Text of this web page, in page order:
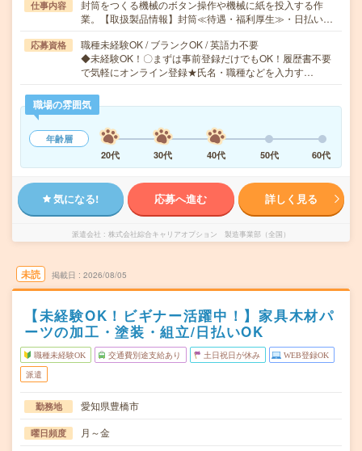
仕事内容
封筒をつくる機械のボタン操作や機械に紙を投入する作
業。【取扱製品情報】封筒≪待遇・福利厚生≫・日払い…
応募資格
職種未経験OK / ブランクOK / 英語力不要
◆未経験OK！〇まずは事前登録だけでもOK！履歴書不要
で気軽にオンライン登録★氏名・職種などを入力す…
職場の雰囲気
年齢層
20代
30代 40代 50代 60代
気になる! 応募へ進む 詳しく見る
派遣会社 株式会社綜合キャリアオプション 製造事業部（全国）
未読 掲載日 2026/08/05
【未経験OK！ビギナー活躍中！】家具木材パ
ーツの加工・塗装・組立/日払いOK
職種未経験OK 交通費別途支給あり 土日祝日が休み WEB登録OK
派遣
勤務地 愛知県豊橋市
曜日頻度 月～金